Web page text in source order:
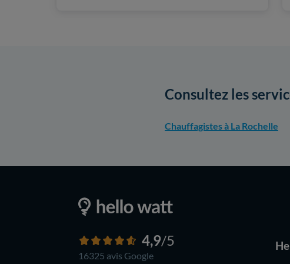
Consultez les
Chauffagistes à La Rochelle
4,9/5
16325 avis Google